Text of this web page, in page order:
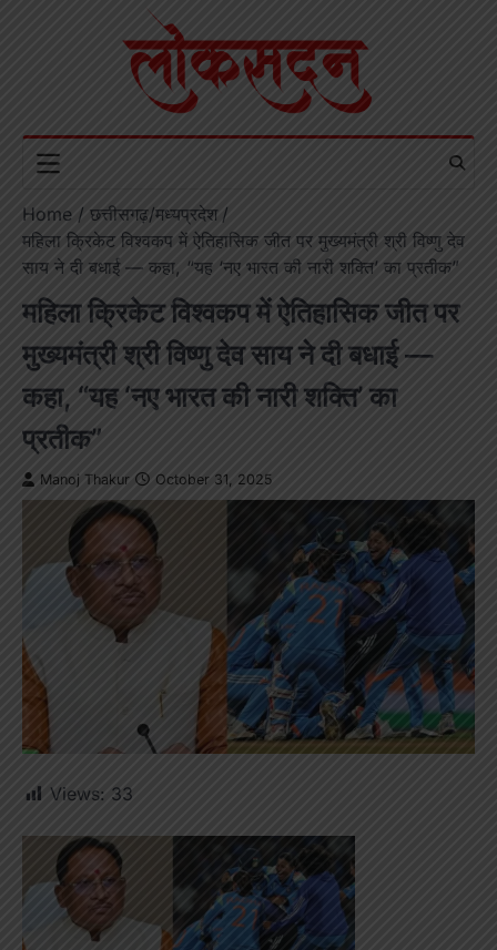
Home
छत्तीसगढ़/मध्यप्रदेश
महिला क्रिकेट विश्वकप में ऐतिहासिक जीत पर मुख्यमंत्री श्री विष्णु देव
साय ने दी बधाई — कहा, “यह ‘नए भारत की नारी शक्ति’ का प्रतीक”
महिला क्रिकेट विश्वकप में ऐतिहासिक जीत पर
मुख्यमंत्री श्री विष्णु देव साय ने दी बधाई —
कहा, “यह ‘नए भारत की नारी शक्ति’ का
प्रतीक”
Manoj Thakur October 31, 2025
Views: 33